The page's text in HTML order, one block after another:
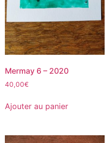
Mermay 6 – 2020
40,00€
Ajouter au panier